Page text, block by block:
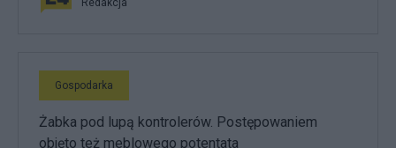
Gospodarka
Żabka pod lupą kontrolerów. Postępowaniem
objęto też meblowego potentata